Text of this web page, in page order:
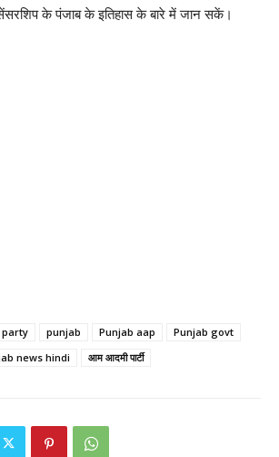
सेंसरशिप के पंजाब के इतिहास के बारे में जान सकें।
party punjab Punjab aap
Punjab govt
news hindi आम आदमी पार्टी